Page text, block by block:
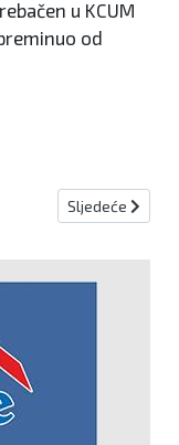
u KCUM
od
izdano 348
Sljedeći
Sljedeće